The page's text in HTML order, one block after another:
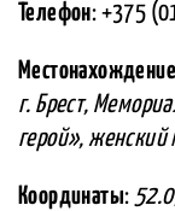
Телефон: +375
Местонахождение
г. Брест,
герой»,
Координаты: